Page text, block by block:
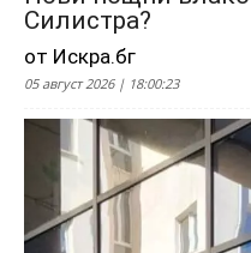
Силистра?
от Искра.бг
05 август 2026 | 18:00:23